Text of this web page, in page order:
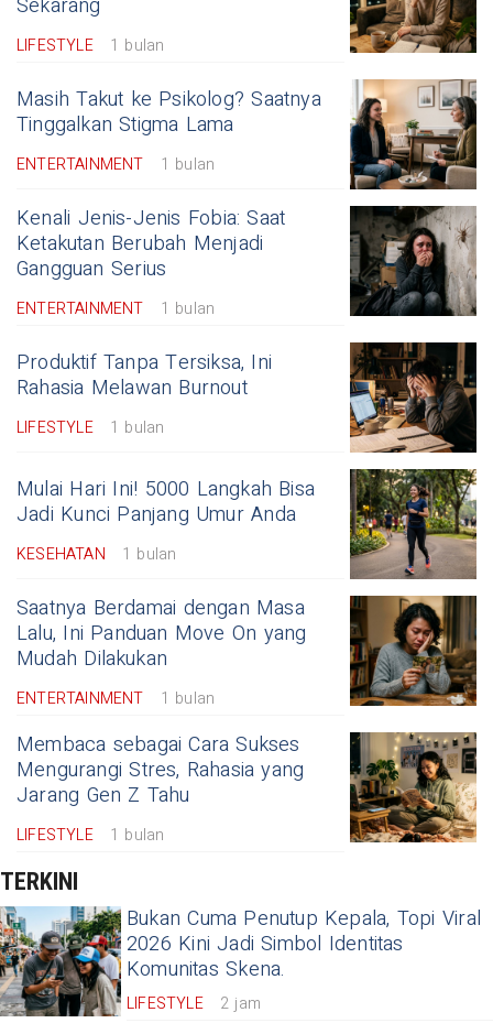
Sekarang
LIFESTYLE 1 bulan
Masih Takut ke Psikolog? Saatnya
Tinggalkan Stigma Lama
ENTERTAINMENT 1 bulan
Kenali Jenis-Jenis Fobia: Saat
Ketakutan Berubah Menjadi
Gangguan Serius
ENTERTAINMENT 1 bulan
Produktif Tanpa Tersiksa, Ini
Rahasia Melawan Burnout
LIFESTYLE 1 bulan
Mulai Hari Ini! 5000 Langkah Bisa
Jadi Kunci Panjang Umur Anda
KESEHATAN 1 bulan
Saatnya Berdamai dengan Masa
Lalu, Ini Panduan Move On yang
Mudah Dilakukan
ENTERTAINMENT 1 bulan
Membaca sebagai Cara Sukses
Mengurangi Stres, Rahasia yang
Jarang Gen Z Tahu
LIFESTYLE 1 bulan
TERKINI
Bukan Cuma Penutup Kepala, Topi Viral
2026 Kini Jadi Simbol Identitas
Komunitas Skena.
LIFESTYLE 2 jam